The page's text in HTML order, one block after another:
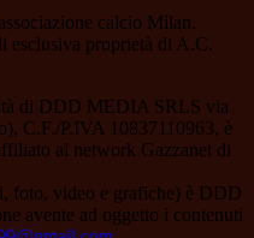
calcio Milan.
esclusiva proprietà di A.C.
di DDD MEDIA SRLS via
C.F./P.IVA 10837110963, è
al network Gazzanet di
foto, video e grafiche) è DDD
avente ad oggetto i contenuti